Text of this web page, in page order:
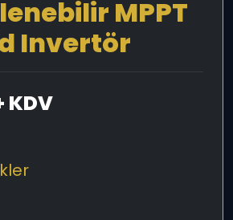
MPPT
Invertör
KDV